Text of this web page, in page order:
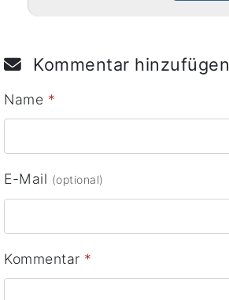
Kommentar hinzufügen
Name *
E-Mail (optional)
Kommentar *